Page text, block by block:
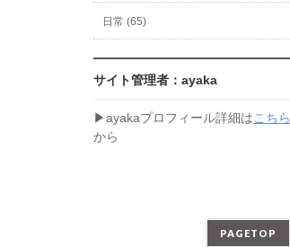
日常 (65)
サイト管理者：ayaka
▶︎ayakaプロフィール詳細はこちら
から
PAGETOP